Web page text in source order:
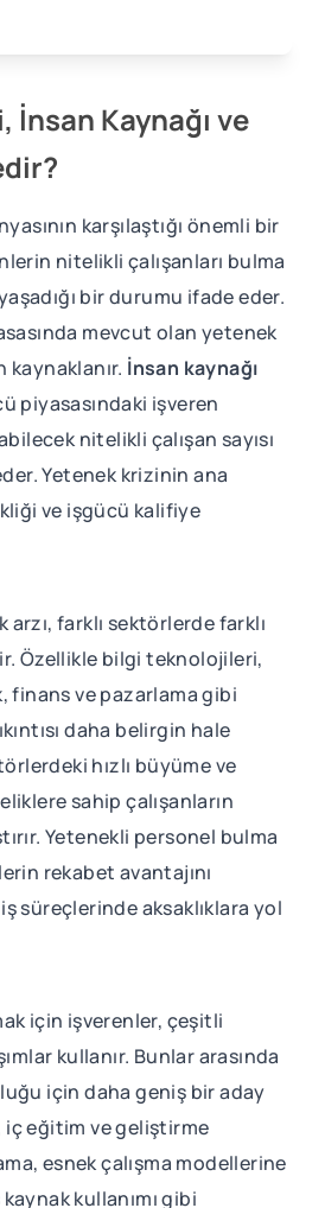
İnsan Kaynağı ve
karşılaştığı önemli bir
nitelikli çalışanları bulma
bir durumu ifade eder.
mevcut olan yetenek
kaynaklanır. İnsan kaynağı
piyasasındaki işveren
nitelikli çalışan sayısı
Yetenek krizinin ana
ve işgücü kalifiye
arzı, farklı sektörlerde farklı
Özellikle bilgi teknolojileri,
finans ve pazarlama gibi
daha belirgin hale
hızlı büyüme ve
sahip çalışanların
Yetenekli personel bulma
rekabet avantajını
süreçlerinde aksaklıklara yol
için işverenler, çeşitli
kullanır. Bunlar arasında
için daha geniş bir aday
eğitim ve geliştirme
esnek çalışma modellerine
kullanımı gibi